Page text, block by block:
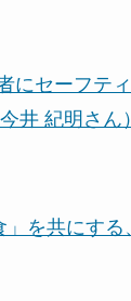
にセーフテ
井 紀明さん）
を共にする